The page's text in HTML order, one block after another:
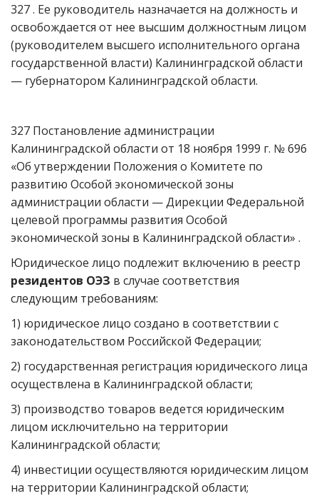
327 . Ее руководитель назначается на должность и
освобождается от нее высшим должностным лицом
(руководителем высшего исполнительного органа
государственной власти) Калининградской области
— губернатором Калининградской области.
327 Постановление администрации
Калининградской области от 18 ноября 1999 г. № 696
«Об утверждении Положения о Комитете по
развитию Особой экономической зоны
администрации области — Дирекции Федеральной
целевой программы развития Особой
экономической зоны в Калининградской области» .
Юридическое лицо подлежит включению в реестр
резидентов ОЭЗ в случае соответствия
следующим требованиям:
1) юридическое лицо создано в соответствии с
законодательством Российской Федерации;
2) государственная регистрация юридического лица
осуществлена в Калининградской области;
3) производство товаров ведется юридическим
лицом исключительно на территории
Калининградской области;
4) инвестиции осуществляются юридическим лицом
на территории Калининградской области;